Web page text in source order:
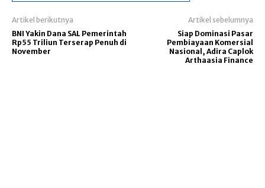
Artikel berikutnya
BNI Yakin Dana SAL Pemerintah
Rp55 Triliun Terserap Penuh di
November
Artikel sebelumnya
Siap Dominasi Pasar
Pembiayaan Komersial
Nasional, Adira Caplok
Arthaasia Finance